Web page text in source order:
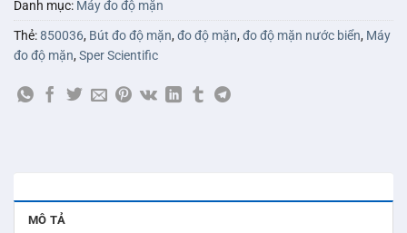
Danh mục: Máy đo độ mặn
Thẻ:850036, Bút đo độ mặn,đo độ mặn,đo độ mặn nước biển, Máy
đo độ mặn,Sper Scientific
MÔ TẢ